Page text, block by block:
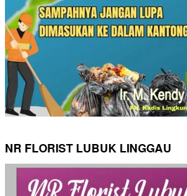
NR FLORIST LUBUK LINGGAU